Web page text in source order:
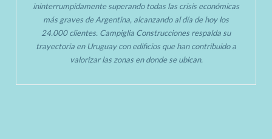
ininterrumpidamente superando todas las crisis económicas
más graves de Argentina, alcanzando al día de hoy los
24.000 clientes. Campiglia Construcciones respalda su
trayectoria en Uruguay con edificios que han contribuido a
valorizar las zonas en donde se ubican.